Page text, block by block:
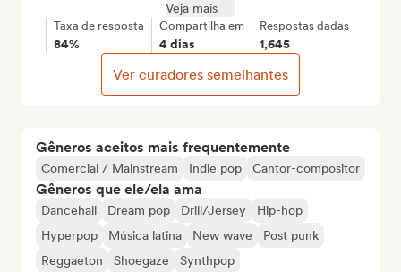
Gêneros aceitos mais frequentemente
Comercial / Mainstream Indie pop Cantor-compositor
Gêneros que ele/ela ama
Dancehall Dream pop Drill/Jersey
Hip-hop
Hyperpop
Música latina New wave
Post punk
Reggaeton
Shoegaze Synthpop
Veja mais
Taxa de resposta
84%
Compartilha em
4 dias
Respostas dadas
1,645
Ver curadores semelhantes